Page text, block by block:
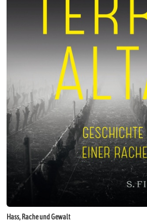
Hass, Rache und Gewalt